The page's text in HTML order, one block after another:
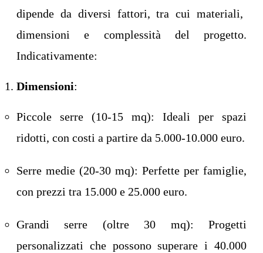
dipende da diversi fattori, tra cui materiali,
dimensioni e complessità del progetto.
Indicativamente:
Dimensioni:
Piccole serre (10-15 mq): Ideali per spazi
ridotti, con costi a partire da 5.000-10.000 euro.
Serre medie (20-30 mq): Perfette per famiglie,
con prezzi tra 15.000 e 25.000 euro.
Grandi serre (oltre 30 mq): Progetti
personalizzati che possono superare i 40.000